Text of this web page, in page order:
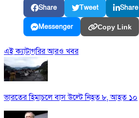
Share Tweet Share
Messenger Copy Link
এই ক্যাটাগরির আরও খবর
ভারতের হিমাচলে বাস উল্টে নিহত ৮, আহত ১০